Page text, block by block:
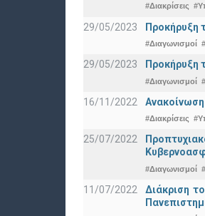
#Διακρίσεις
29/05/2023 Προκήρυξη
#Διαγωνισμοί
29/05/2023 Προκήρυξη
#Διαγωνισμοί
16/11/2022
#Διακρίσεις
25/07/2022
#Διαγωνισμοί
11/07/2022
Διάκριση